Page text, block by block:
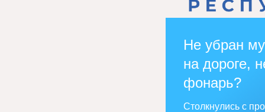
Не убран
на дороге,
фонарь?
Столкнулись с